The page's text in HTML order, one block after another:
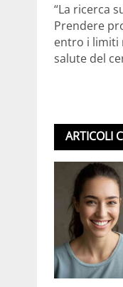
“La ricerca
Prendere
entro i limiti
salute del
ARTICOLI